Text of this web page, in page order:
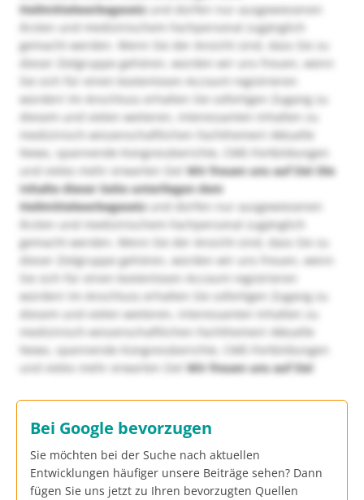
Heilmittelwerbegesetzund dürfen nur ausgewiesenen
Ärzten und medizinischem Fachpersonal zugänglich
gemacht werden. Wenn Sie der Ansicht sind, dass Sie zu
dieser Zielgruppe gehören, würden wir uns freuen, wenn
Sie sich für einen kostenlosen Account registrieren
würden! Im Anschluss erhalten Sie sofortigen Zugang zu
diesem und vielen weiteren, interessanten Inhalten zu
medizinisch-wissenschaftlichen Fachthemen! Aktuelle
News, spannende Kongressberichte, CME-Fortbildungen
und vieles mehr erwarten Sie!Wir freuen uns auf Sie! Die
Inhalte dieser Seite unterliegen dem
Heilmittelwerbegesetzund dürfen nur ausgewiesenen
Ärzten und medizinischem Fachpersonal zugänglich
gemacht werden. Wenn Sie der Ansicht sind, dass Sie zu
dieser Zielgruppe gehören, würden wir uns freuen, wenn
Sie sich für einen kostenlosen Account registrieren
würden! Im Anschluss erhalten Sie sofortigen Zugang zu
diesem und vielen weiteren, interessanten Inhalten zu
medizinisch-wissenschaftlichen Fachthemen! Aktuelle
News, spannende Kongressberichte, CME-Fortbildungen
und vieles mehr erwarten Sie!Wir freuen uns auf Sie!
Bei Google bevorzugen
Sie möchten bei der Suche nach aktuellen
Entwicklungen häufiger unsere Beiträge sehen? Dann
fügen Sie uns jetzt zu Ihren bevorzugten Quellen